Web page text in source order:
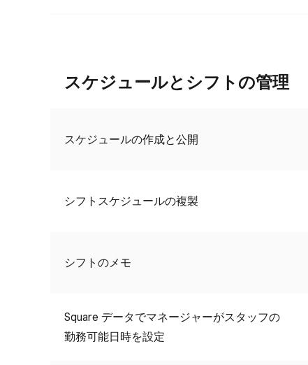
スケジュールとシフトの管理
スケジュールの作成と公開
シフトスケジュールの複製
シフトのメモ
Square データでマネージャーがスタッフの
勤務可能日時を設定